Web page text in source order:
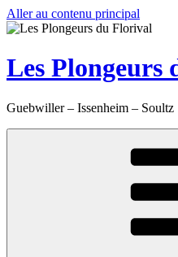
Aller au contenu principal
Les Plongeurs
Guebwiller – Issenheim – Soultz